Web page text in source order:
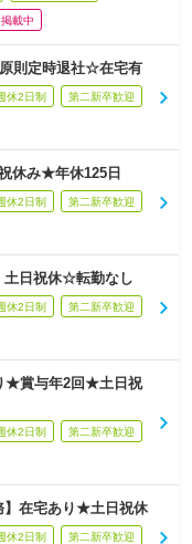
載中
則定時退社☆在宅有
休2日制 第二新卒歓迎
休み★年休125日
休2日制 第二新卒歓迎
土日祝休☆転勤なし
休2日制 第二新卒歓迎
★賞与年2回★土日祝
休2日制 第二新卒歓迎
】在宅あり★土日祝休
休2日制 第二新卒歓迎